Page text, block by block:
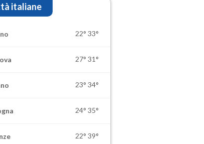
italiane
22° 33°
27° 31°
23° 34°
24° 35°
22° 39°